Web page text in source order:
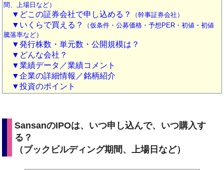
間、上場日など）
▼どこの証券会社で申し込める？ （幹事証券会社）
▼いくらで買える？
（仮条件・公募価格・予想PER・初値・初値
騰落率など）
▼発行株数・単元数・公開規模は？
▼どんな会社？
▼業績データ／業績コメント
▼企業の詳細情報／銘柄紹介
▼投資のポイント
SansanのIPOは、いつ申し込んで、いつ購入す
る？
（ブックビルディング期間、上場日など）